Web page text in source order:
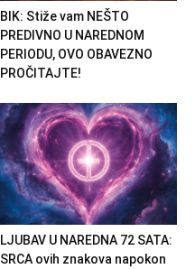
BIK: Stiže vam NEŠTO
PREDIVNO U NAREDNOM
PERIODU, OVO OBAVEZNO
PROČITAJTE!
LJUBAV U NAREDNA 72 SATA:
SRCA ovih znakova napokon